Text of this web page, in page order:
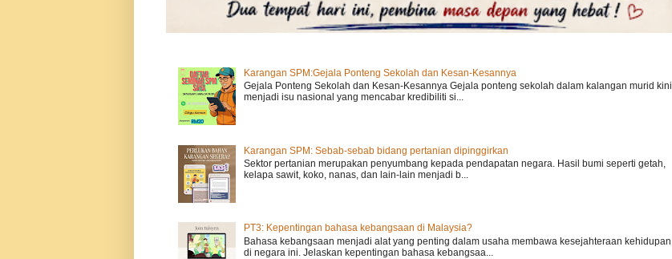
Karangan SPM:Gejala Ponteng Sekolah dan Kesan-Kesannya
Gejala Ponteng Sekolah dan Kesan-Kesannya Gejala ponteng sekolah dalam kalangan murid kini
menjadi isu nasional yang mencabar kredibiliti si...
Karangan SPM: Sebab-sebab bidang pertanian dipinggirkan
Sektor pertanian merupakan penyumbang kepada pendapatan negara. Hasil bumi seperti getah,
kelapa sawit, koko, nanas, dan lain-lain menjadi b...
PT3: Kepentingan bahasa kebangsaan di Malaysia?
Bahasa kebangsaan menjadi alat yang penting dalam usaha membawa kesejahteraan kehidupan
di negara ini. Jelaskan kepentingan bahasa kebangsaa...